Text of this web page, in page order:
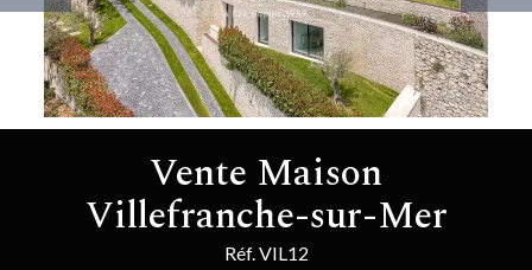
Vente Maison
Villefranche-sur-Mer
Réf. VIL12